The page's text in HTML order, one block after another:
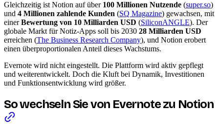
Gleichzeitig ist Notion auf über 100 Millionen Nutzende (super.so)
und 4 Millionen zahlende Kunden (SQ Magazine) gewachsen, mit
einerBewertung von 10 Milliarden USD (SiliconANGLE). Der
globale Markt für Notiz-Apps soll bis 2030 28 Milliarden USD
erreichen (The Business Research Company), und Notion erobert
einen überproportionalen Anteil dieses Wachstums.
Evernote wird nicht eingestellt. Die Plattform wird aktiv gepflegt
und weiterentwickelt. Doch die Kluft bei Dynamik, Investitionen
und Funktionsentwicklung wird größer.
So wechseln Sie von Evernote zu Notion